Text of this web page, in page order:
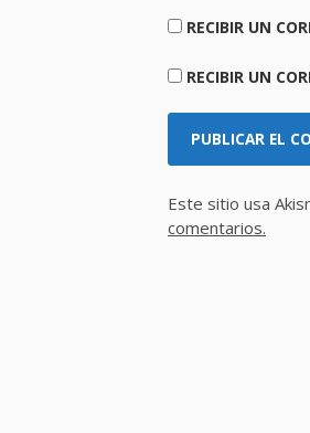
RECIBIR UN
RECIBIR UN
Este sitio usa
comentarios.